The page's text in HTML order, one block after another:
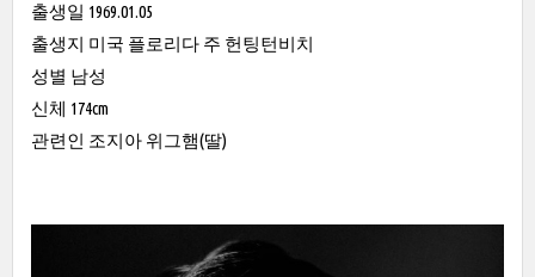
출생일 1969.01.05
출생지 미국 플로리다 주 헌팅턴비치
성별 남성
신체 174cm
관련인 조지아 위그햄(딸)